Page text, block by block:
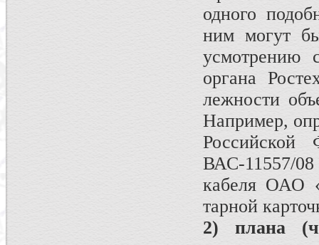
одного
ним могут
усмотрению
органа
лежности
Например,
ВАС-11557/
кабеля ОАО
тарной
2) плана